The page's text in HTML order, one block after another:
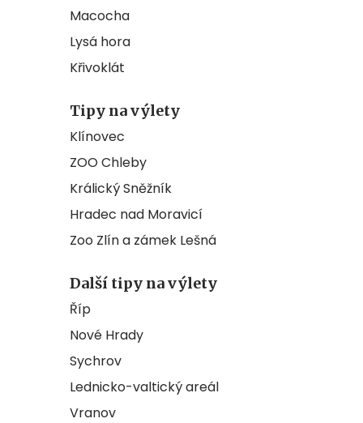
Macocha
Lysá hora
Křivoklát
Tipy na výlety
Klínovec
ZOO Chleby
Králický Sněžník
Hradec nad Moravicí
Zoo Zlín a zámek Lešná
Další tipy na výlety
Říp
Nové Hrady
Sychrov
Lednicko-valtický areál
Vranov